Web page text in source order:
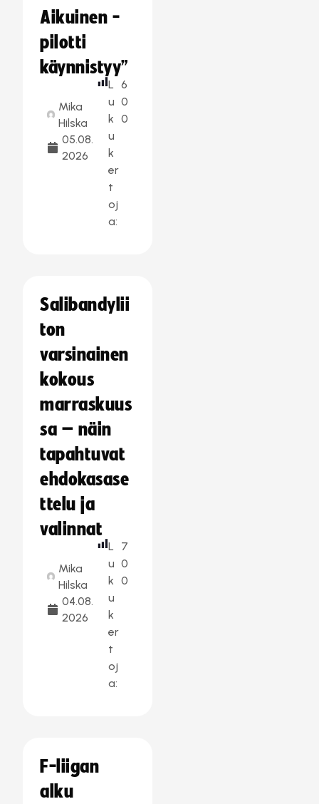
Aikuinen -
pilotti
käynnistyy”
Mika
Hilska
05.08.
2026
L
u
k
u
k
er
t
oj
a:
6
0
0
Salibandylii
ton
varsinainen
kokous
marraskuus
sa – näin
tapahtuvat
ehdokasase
ttelu ja
valinnat
Mika
Hilska
04.08.
2026
L
u
k
u
k
er
t
oj
a:
7
0
0
F-liigan
alku